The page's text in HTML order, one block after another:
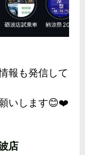
報も発信して
いします😊❤️
店